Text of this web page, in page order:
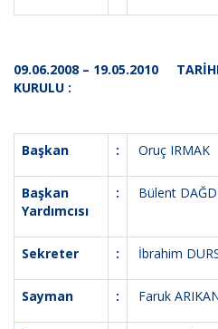
09.06.2008 – 19.05.2010
KURULU :
Başkan : Oruç IRMAK
Başkan
Yardımcısı
: Bülent
Sekreter : İbrahim
Sayman : Faruk